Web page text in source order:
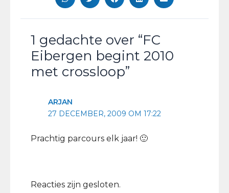
1 gedachte over “FC
Eibergen begint 2010
met crossloop”
ARJAN
27 DECEMBER, 2009 OM 17:22
Prachtig parcours elk jaar! 🙂
Reacties zijn gesloten.